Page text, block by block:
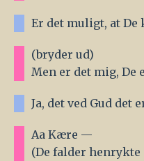
Er det muligt, at
(bryder ud)
Men er det mig, De
Ja, det ved Gud det
Aa Kære —
(De falder